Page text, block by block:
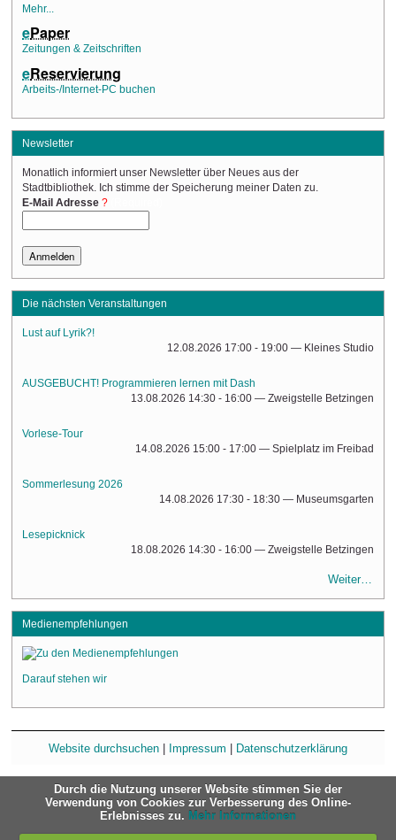
Mehr...
ePaper
Zeitungen & Zeitschriften
eReservierung
Arbeits-/Internet-PC buchen
Newsletter
Monatlich informiert unser Newsletter über Neues aus der
Stadtbibliothek. Ich stimme der Speicherung meiner Daten zu.
E-Mail Adresse
Die nächsten Veranstaltungen
Lust auf Lyrik?!
12.08.2026 17:00 - 19:00 — Kleines Studio
AUSGEBUCHT! Programmieren lernen mit Dash
13.08.2026 14:30 - 16:00 — Zweigstelle Betzingen
Vorlese-Tour
14.08.2026 15:00 - 17:00 — Spielplatz im Freibad
Sommerlesung 2026
14.08.2026 17:30 - 18:30 — Museumsgarten
Lesepicknick
18.08.2026 14:30 - 16:00 — Zweigstelle Betzingen
Weiter…
Medienempfehlungen
Darauf stehen wir
Website durchsuchen Impressum Datenschutzerklärung
Durch die Nutzung unserer Website stimmen Sie der
Verwendung von Cookies zur Verbesserung des Online-
Erlebnisses zu. Mehr Informationen